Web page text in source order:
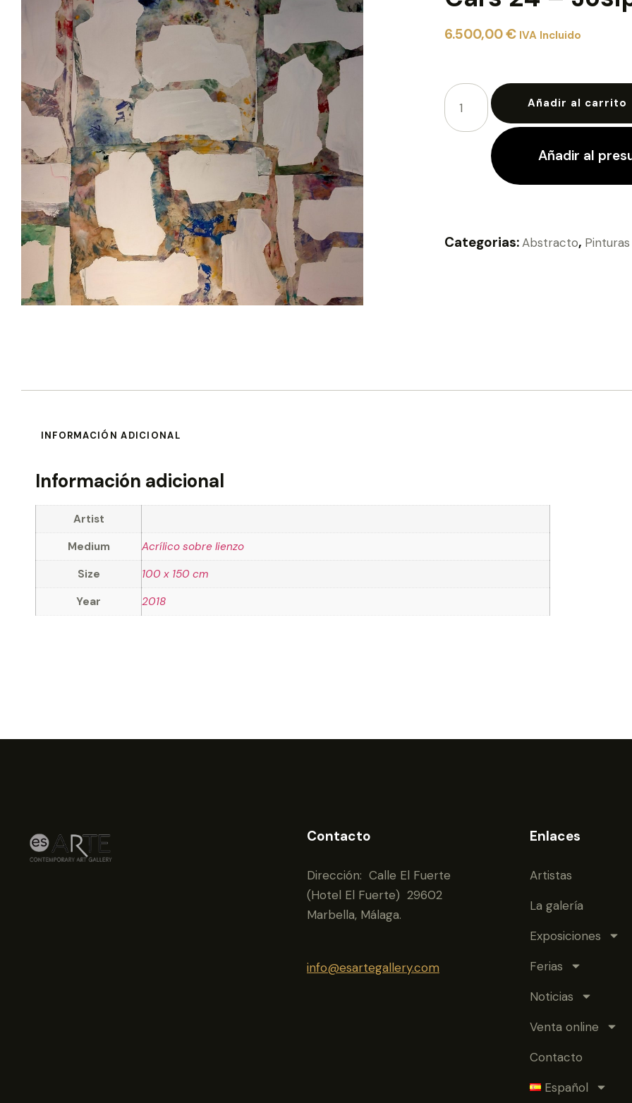
6.500,00€ IVA Incluido
Añadir al carrito
Añadir al
Categorias:Abstracto, Pinturas
INFORMACIÓN ADICIONAL
Información adicional
Artist
Medium
Acrílico sobre lienzo
Size
100 x 150 cm
Year
2018
Contacto
Dirección: Calle El Fuerte
(Hotel El Fuerte) 29602
Marbella, Málaga.
info@esartegallery.com
Enlaces
Artistas
La galería
Exposiciones
Ferias
Noticias
Venta online
Contacto
Español